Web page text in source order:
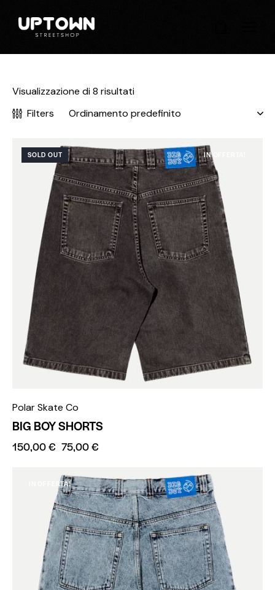
Visualizzazione di 8 risultati
Filters
SOLD OUT IN OFFERTA!
Polar Skate Co
BIG BOY SHORTS
150,00€ 75,00€
IN OFFERTA!